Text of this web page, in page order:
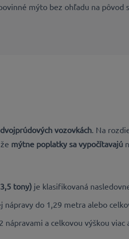
mýto bez ohľadu na pôvod
vozovkách . Na
mýtne poplatky sa vypočítavajú
tony) je klasifikovaná
do 1,29 metra alebo
a celkovou výškou viac